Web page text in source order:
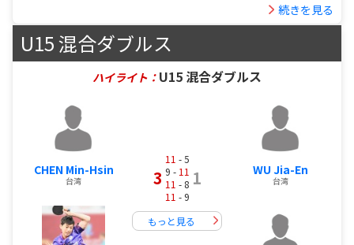
続きを見る
U15 混合ダブルス
ハイライト： U15 混合ダブルス
CHEN Min-Hsin
台湾 3
11 - 5
9 - 11
11 - 8
11 - 9
1
もっと見る
WU Jia-En
台湾